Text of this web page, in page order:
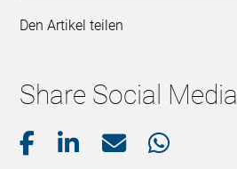
Den Artikel teilen
Share Social Media